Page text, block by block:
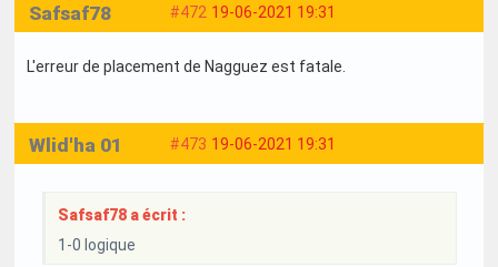
#472 19-06-2021 19:31
Safsaf78
L'erreur de placement de Nagguez est fatale.
#473 19-06-2021 19:31
Wlid'ha 01
Safsaf78 a écrit :
1-0 logique